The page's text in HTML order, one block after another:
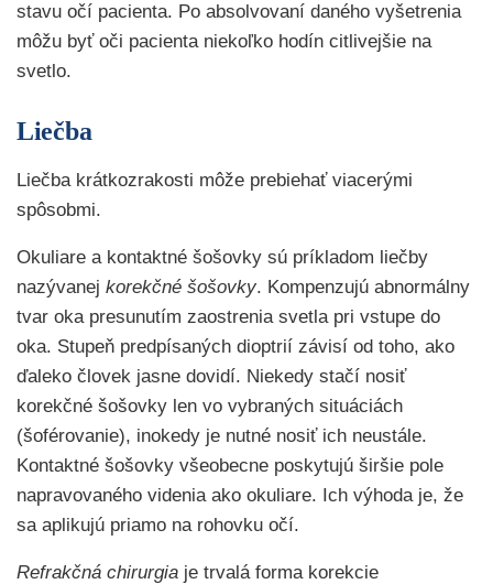
stavu očí pacienta. Po absolvovaní daného vyšetrenia
môžu byť oči pacienta niekoľko hodín citlivejšie na
svetlo.
Liečba
Liečba krátkozrakosti môže prebiehať viacerými
spôsobmi.
Okuliare a kontaktné šošovky sú príkladom liečby
nazývanej korekčné šošovky. Kompenzujú abnormálny
tvar oka presunutím zaostrenia svetla pri vstupe do
oka. Stupeň predpísaných dioptrií závisí od toho, ako
ďaleko človek jasne dovidí. Niekedy stačí nosiť
korekčné šošovky len vo vybraných situáciách
(šoférovanie), inokedy je nutné nosiť ich neustále.
Kontaktné šošovky všeobecne poskytujú širšie pole
napravovaného videnia ako okuliare. Ich výhoda je, že
sa aplikujú priamo na rohovku očí.
Refrakčná chirurgia je trvalá forma korekcie